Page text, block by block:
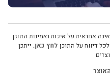
אחראית על איכות ואמינות התוכן
דיווח על התוכן לחץ כאן. ייתכן